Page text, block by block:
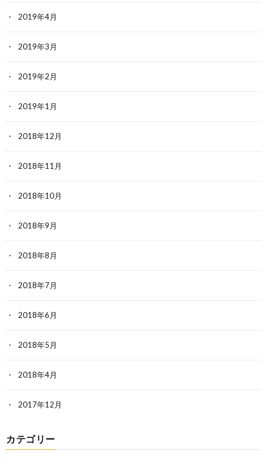
2019年4月
2019年3月
2019年2月
2019年1月
2018年12月
2018年11月
2018年10月
2018年9月
2018年8月
2018年7月
2018年6月
2018年5月
2018年4月
2017年12月
カテゴリー